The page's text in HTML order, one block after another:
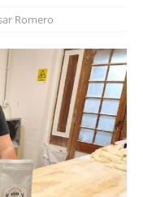
Romero